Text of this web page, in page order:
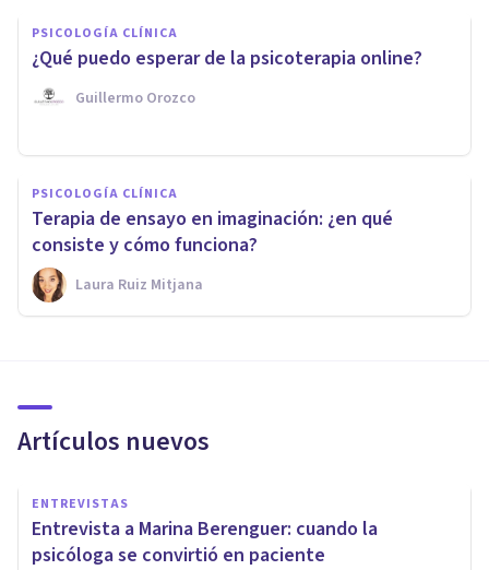
PSICOLOGÍA CLÍNICA
¿Qué puedo esperar de la psicoterapia online?
Guillermo Orozco
PSICOLOGÍA CLÍNICA
Terapia de ensayo en imaginación: ¿en qué
consiste y cómo funciona?
Laura Ruiz Mitjana
Artículos nuevos
ENTREVISTAS
Entrevista a Marina Berenguer: cuando la
psicóloga se convirtió en paciente